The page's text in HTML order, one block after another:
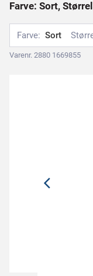
Farve: Sort,
Farve: Sort
Varenr. 2880 1669855